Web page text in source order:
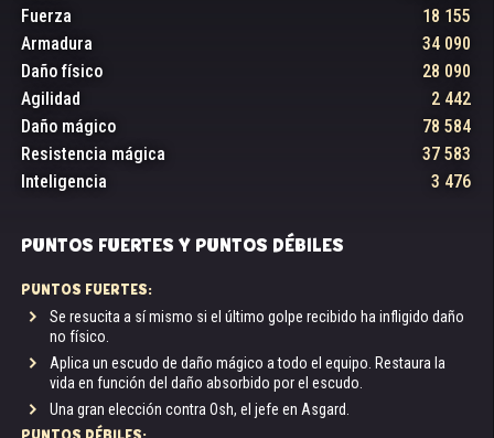
El calor era insoportable. Rufus abrió lentamente los
Fuerza
18 155
Armadura
34 090
Daño físico
28 090
Agilidad
2 442
Daño mágico
78 584
Resistencia mágica
37 583
Inteligencia
3 476
PUNTOS FUERTES Y PUNTOS DÉBILES
PUNTOS FUERTES:
Se resucita a sí mismo si el último golpe recibido ha infligido daño
no físico.
Aplica un escudo de daño mágico a todo el equipo. Restaura la
vida en función del daño absorbido por el escudo.
Una gran elección contra Osh, el jefe en Asgard.